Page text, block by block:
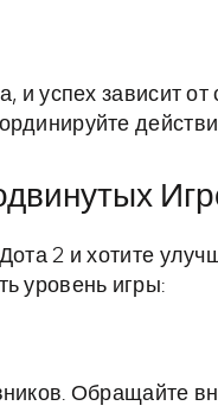
и успех зависит
2 и хотите
уровень игры:
Обращайте